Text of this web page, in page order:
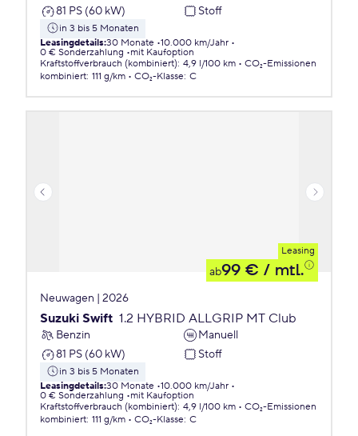
81 PS (60 kW)
Stoff
in 3 bis 5 Monaten
Leasingdetails:30 Monate 10.000 km/Jahr
0 € Sonderzahlung
mit Kaufoption
Kraftstoffverbrauch (kombiniert): 4,9 l/100 km
CO₂-Emissionen
kombiniert: 111 g/km CO₂-Klasse: C
Leasing
ab99 € / mtl.
Neuwagen | 2026
Suzuki Swift 1.2 HYBRID ALLGRIP MT Club
Benzin
Manuell
81 PS (60 kW)
Stoff
in 3 bis 5 Monaten
Leasingdetails:30 Monate 10.000 km/Jahr
0 € Sonderzahlung
mit Kaufoption
Kraftstoffverbrauch (kombiniert): 4,9 l/100 km
CO₂-Emissionen
kombiniert: 111 g/km CO₂-Klasse: C